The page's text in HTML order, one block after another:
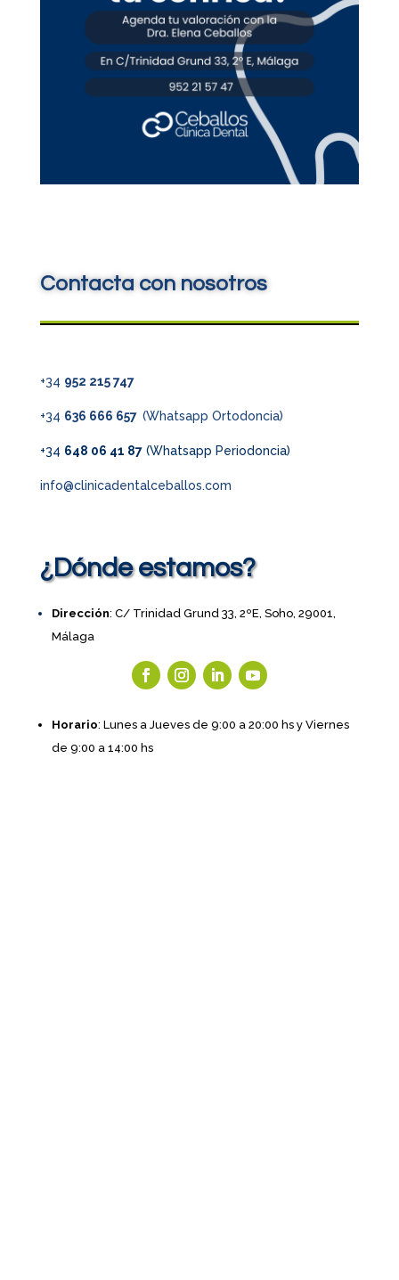
Contacta con nosotros
+34 952 215 747
+34 636 666 657 (Whatsapp Ortodoncia)
+34 648 06 41 87(Whatsapp Periodoncia)
info@clinicadentalceballos.com
¿Dónde estamos?
Dirección: C/ Trinidad Grund 33, 2ºE, Soho, 29001,
Málaga
Horario: Lunes a Jueves de 9:00 a 20:00 hs y Viernes
de 9:00 a 14:00 hs